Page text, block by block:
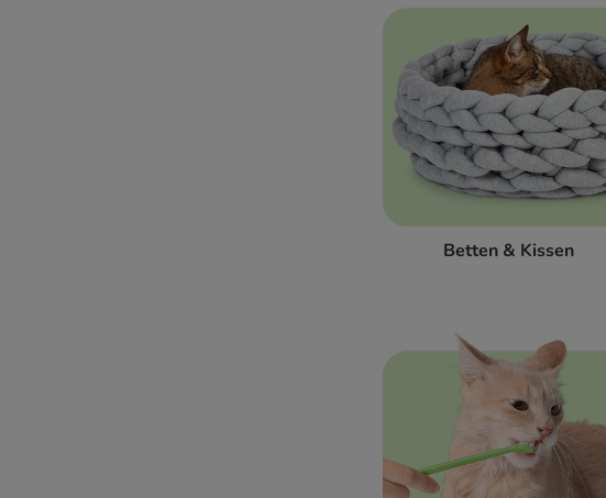
Betten & Kissen